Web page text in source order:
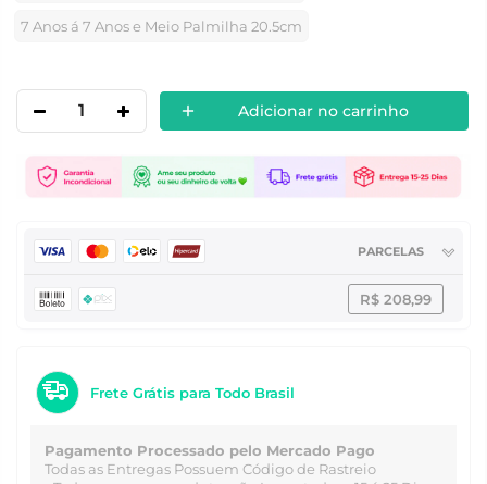
7 Anos á 7 Anos e Meio Palmilha 20.5cm
Adicionar no carrinho
PARCELAS
R$ 208,99
Frete Grátis para Todo Brasil
Pagamento Processado pelo Mercado Pago
Todas as Entregas Possuem Código de Rastreio